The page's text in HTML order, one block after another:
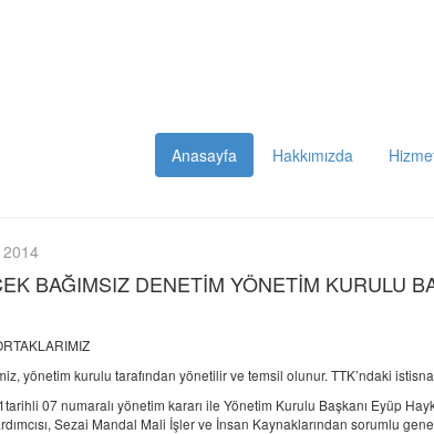
Anasayfa Hakkımızda
BAĞIMSIZ DENETİM YÖNETİM KURULU
yönetim kurulu tarafından yönetilir ve temsil olunur. TTK’ndaki
07 numaralı yönetim kararı ile Yönetim Kurulu Başkanı Eyüp
Sezai Mandal Mali İşler ve İnsan Kaynaklarından sorumlu